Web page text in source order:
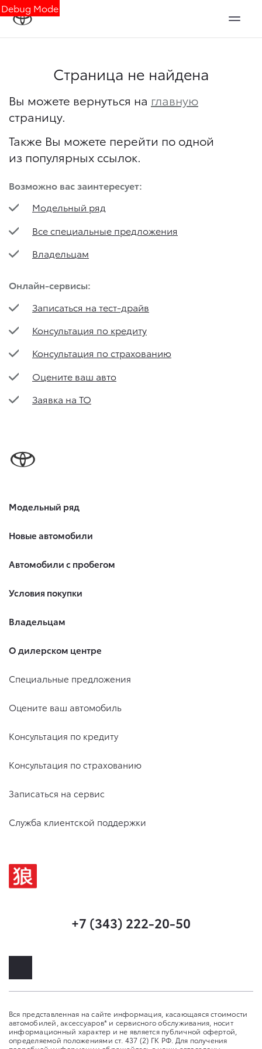
Debug Mode
Страница не найдена
Вы можете вернуться на главную
страницу.
Также Вы можете перейти по одной
из популярных ссылок.
Возможно вас заинтересует:
Модельный ряд
Все специальные предложения
Владельцам
Онлайн-сервисы:
Записаться на тест-драйв
Консультация по кредиту
Консультация по страхованию
Оцените ваш авто
Заявка на ТО
Модельный ряд
Новые автомобили
Автомобили с пробегом
Условия покупки
Владельцам
О дилерском центре
Специальные предложения
Оцените ваш автомобиль
Консультация по кредиту
Консультация по страхованию
Записаться на сервис
Служба клиентской поддержки
+7 (343) 222-20-50
Вся представленная на сайте информация, касающаяся стоимости
автомобилей, аксессуаров* и сервисного обслуживания, носит
информационный характер и не является публичной офертой,
определяемой положениями ст. 437 (2) ГК РФ. Для получения